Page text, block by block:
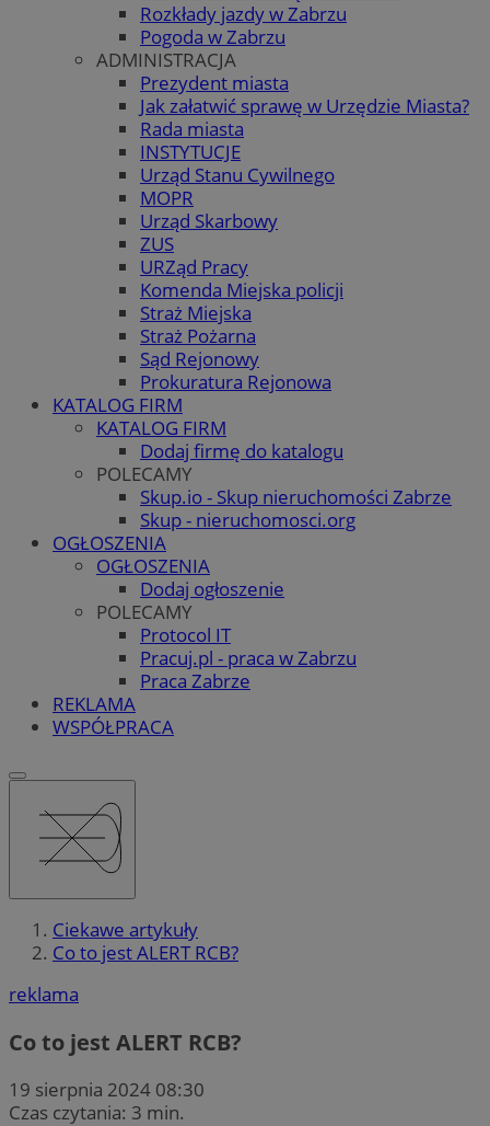
Rozkłady jazdy w Zabrzu
Pogoda w Zabrzu
ADMINISTRACJA
Prezydent miasta
Jak załatwić sprawę w Urzędzie Miasta?
Rada miasta
INSTYTUCJE
Urząd Stanu Cywilnego
MOPR
Urząd Skarbowy
ZUS
URZąd Pracy
Komenda Miejska policji
Straż Miejska
Straż Pożarna
Sąd Rejonowy
Prokuratura Rejonowa
KATALOG FIRM
KATALOG FIRM
Dodaj firmę do katalogu
POLECAMY
Skup.io - Skup nieruchomości Zabrze
Skup - nieruchomosci.org
OGŁOSZENIA
OGŁOSZENIA
Dodaj ogłoszenie
POLECAMY
Protocol IT
Pracuj.pl - praca w Zabrzu
Praca Zabrze
REKLAMA
WSPÓŁPRACA
Ciekawe artykuły
Co to jest ALERT RCB?
reklama
Co to jest ALERT RCB?
19 sierpnia 2024 08:30
Czas czytania: 3 min.